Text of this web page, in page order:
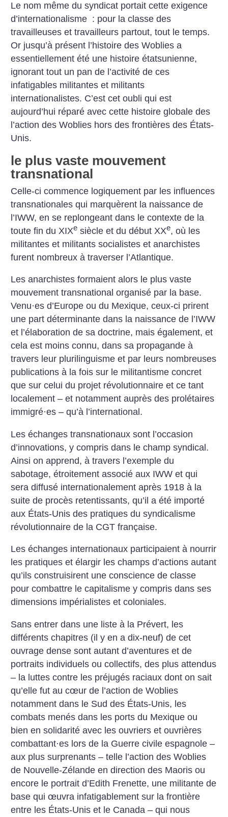
Le nom même du syndicat portait cette exigence
d’internationalisme : pour la classe des
travailleuses et travailleurs partout, tout le temps.
Or jusqu’à présent l’histoire des Woblies a
essentiellement été une histoire étatsunienne,
ignorant tout un pan de l’activité de ces
infatigables militantes et militants
internationalistes. C’est cet oubli qui est
aujourd’hui réparé avec cette histoire globale des
l’action des Woblies hors des frontières des États-
Unis.
le plus vaste mouvement
transnational
Celle-ci commence logiquement par les influences
transnationales qui marquèrent la naissance de
l’IWW, en se replongeant dans le contexte de la
toute fin du XIXe siècle et du début XXe, où les
militantes et militants socialistes et anarchistes
furent nombreux à traverser l’Atlantique.
Les anarchistes formaient alors le plus vaste
mouvement transnational organisé par la base.
Venu·es d’Europe ou du Mexique, ceux-ci prirent
une part déterminante dans la naissance de l’IWW
et l’élaboration de sa doctrine, mais également, et
cela est moins connu, dans sa propagande à
travers leur plurilinguisme et par leurs nombreuses
publications à la fois sur le militantisme concret
que sur celui du projet révolutionnaire et ce tant
localement – et notamment auprès des prolétaires
immigré·es – qu’à l’international.
Les échanges transnationaux sont l’occasion
d’innovations, y compris dans le champ syndical.
Ainsi on apprend, à travers l’exemple du
sabotage, étroitement associé aux IWW et qui
sera diffusé internationalement après 1918 à la
suite de procès retentissants, qu’il a été importé
aux États-Unis des pratiques du syndicalisme
révolutionnaire de la CGT française.
Les échanges internationaux participaient à nourrir
les pratiques et élargir les champs d’actions autant
qu’ils construisirent une conscience de classe
pour combattre le capitalisme y compris dans ses
dimensions impérialistes et coloniales.
Sans entrer dans une liste à la Prévert, les
différents chapitres (il y en a dix-neuf) de cet
ouvrage dense sont autant d’aventures et de
portraits individuels ou collectifs, des plus attendus
– la luttes contre les préjugés raciaux dont on sait
qu’elle fut au cœur de l’action de Woblies
notamment dans le Sud des États-Unis, les
combats menés dans les ports du Mexique ou
bien en solidarité avec les ouvriers et ouvrières
combattant·es lors de la Guerre civile espagnole –
aux plus surprenants – telle l’action des Woblies
de Nouvelle-Zélande en direction des Maoris ou
encore le portrait d’Edith Frenette, une militante de
base qui œuvra infatigablement sur la frontière
entre les États-Unis et le Canada – qui nous